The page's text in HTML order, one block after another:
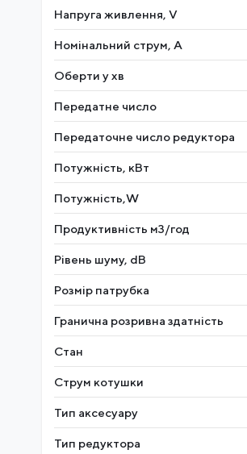
Напруга живлення, V
Номінальний струм, A
Оберти у хв
Передатне число
Передаточне число редуктора
Потужність, кВт
Потужність,W
Продуктивність м3/год
Рівень шуму, dB
Розмір патрубка
Гранична розривна здатність
Стан
Струм котушки
Тип аксесуару
Тип редуктора